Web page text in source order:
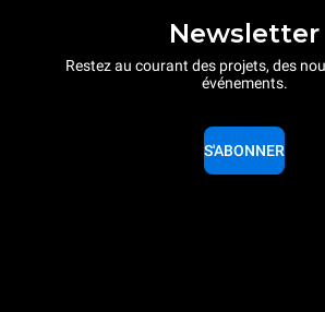
Newsletter
Restez au courant des projets, des
événements.
S'ABONNER